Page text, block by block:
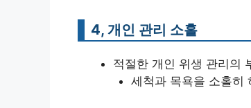
4, 개인 관리 소홀
적절한 개인 위생 관리의
세척과 목욕을 소홀히